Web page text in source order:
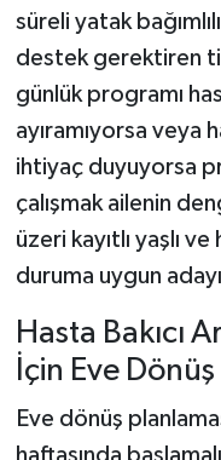
süreli yatak
destek gerektiren
günlük programı
ayıramıyorsa veya
ihtiyaç duyuyorsa
çalışmak ailenin
üzeri kayıtlı yaşlı
duruma uygun
Hasta Bakıcı
İçin Eve
Eve dönüş
haftasında